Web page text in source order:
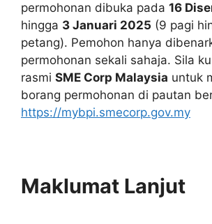
permohonan dibuka pada 16
hingga 3 Januari 2025 (9 pagi
petang). Pemohon hanya
permohonan sekali sahaja. Sila
rasmi SME Corp Malaysia untuk
borang permohonan di pautan
https://mybpi.smecorp.gov.my
Maklumat Lanjut